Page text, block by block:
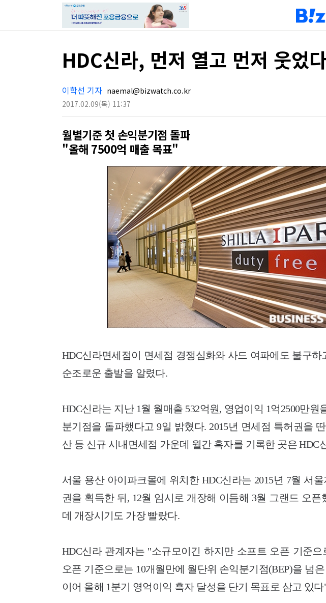
HDC신라, 먼저 열고 먼저 웃었
이학선 기자 naemal@bizwatch.co.kr
2017.02.09(목) 11:37
월별기준 첫 손익분기점 돌파
"올해 7500억 매출 목표"
HDC신라면세점이 면세점 경쟁심화와 사드 여파에도 불구하
순조로운 출발을 알렸다.
HDC신라는 지난 1월 월매출 532억원, 영업이익 1억2500만원
분기점을 돌파했다고 9일 밝혔다. 2015년 면세점 특허권을
산 등 신규 시내면세점 가운데 월간 흑자를 기록한 곳은 HDC
서울 용산 아이파크몰에 위치한 HDC신라는 2015년 7월 서
권을 획득한 뒤, 12월 임시로 개장해 이듬해 3월 그랜드 오픈
데 개장시기도 가장 빨랐다.
HDC신라 관계자는 "소규모이긴 하지만 소프트 오픈 기준으
오픈 기준으로는 10개월만에 월단위 손익분기점(BEP)을 넘
이어 올해 1분기 영억이익 흑자 달성을 단기 목표로 삼고 있